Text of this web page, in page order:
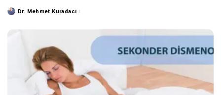
PostedDr. Mehmet Kuradacı